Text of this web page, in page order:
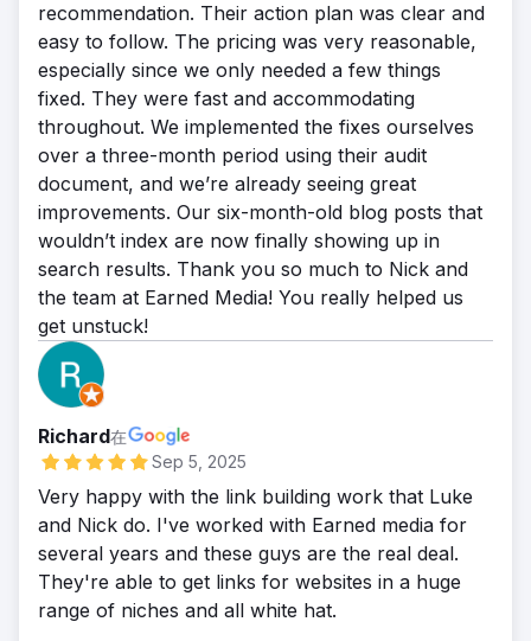
recommendation. Their action plan was clear and
easy to follow. The pricing was very reasonable,
especially since we only needed a few things
fixed. They were fast and accommodating
throughout. We implemented the fixes ourselves
over a three-month period using their audit
document, and we’re already seeing great
improvements. Our six-month-old blog posts that
wouldn’t index are now finally showing up in
search results. Thank you so much to Nick and
the team at Earned Media! You really helped us
get unstuck!
Richard在
Sep 5, 2025
Very happy with the link building work that Luke
and Nick do. I've worked with Earned media for
several years and these guys are the real deal.
They're able to get links for websites in a huge
range of niches and all white hat.